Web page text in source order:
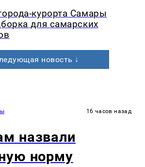
курорта Самары
для самарских
новость ↓
16 часов назад
назвали
норму